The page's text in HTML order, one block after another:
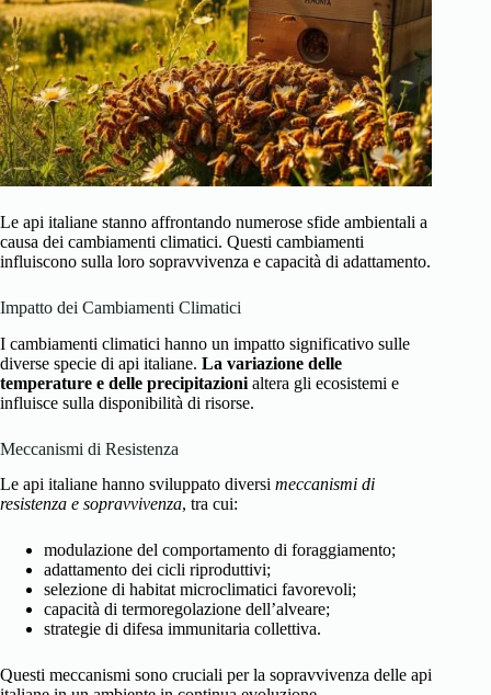
Le api italiane stanno affrontando numerose sfide ambientali a
causa dei cambiamenti climatici. Questi cambiamenti
influiscono sulla loro sopravvivenza e capacità di adattamento.
Impatto dei Cambiamenti Climatici
I cambiamenti climatici hanno un impatto significativo sulle
diverse specie di api italiane. La variazione delle
temperature e delle precipitazioni altera gli ecosistemi e
influisce sulla disponibilità di risorse.
Meccanismi di Resistenza
Le api italiane hanno sviluppato diversi meccanismi di
resistenza e sopravvivenza, tra cui:
modulazione del comportamento di foraggiamento;
adattamento dei cicli riproduttivi;
selezione di habitat microclimatici favorevoli;
capacità di termoregolazione dell’alveare;
strategie di difesa immunitaria collettiva.
Questi meccanismi sono cruciali per la sopravvivenza delle api